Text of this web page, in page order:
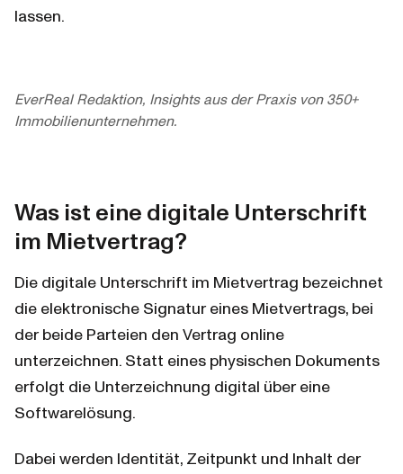
lassen.
EverReal Redaktion, Insights aus der Praxis von 350+
Immobilienunternehmen.
Was ist eine digitale Unterschrift
im Mietvertrag?
Die digitale Unterschrift im Mietvertrag bezeichnet
die elektronische Signatur eines Mietvertrags, bei
der beide Parteien den Vertrag online
unterzeichnen. Statt eines physischen Dokuments
erfolgt die Unterzeichnung digital über eine
Softwarelösung.
Dabei werden Identität, Zeitpunkt und Inhalt der